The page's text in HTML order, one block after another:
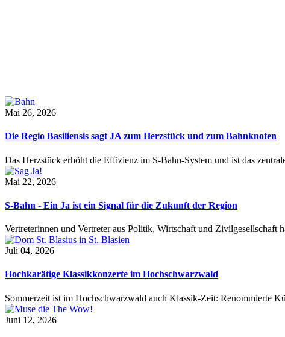
Mai 26, 2026
Die Regio Basiliensis sagt JA zum Herzstück und zum Bahnknoten
Das Herzstück erhöht die Effizienz im S-Bahn-System und ist das
Mai 22, 2026
S-Bahn - Ein Ja ist ein Signal für die Zukunft der Region
Vertreterinnen und Vertreter aus Politik, Wirtschaft und
Juli 04, 2026
Hochkarätige Klassikkonzerte im Hochschwarzwald
Sommerzeit ist im Hochschwarzwald auch Klassik-Zeit: Renommierte
Juni 12, 2026